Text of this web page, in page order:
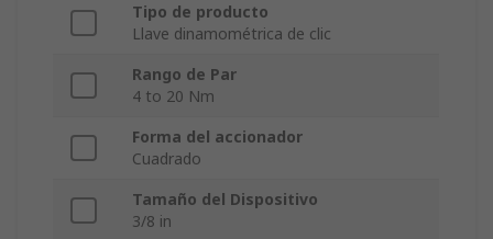
Tipo de producto
Llave dinamométrica de clic
Rango de Par
4 to 20 Nm
Forma del accionador
Cuadrado
Tamaño del Dispositivo
3/8 in